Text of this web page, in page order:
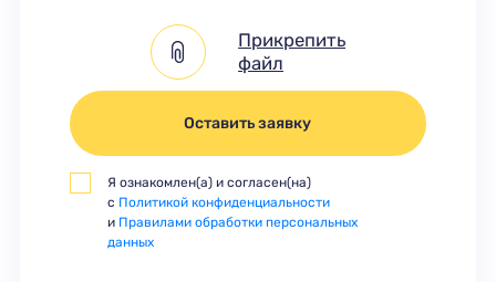
Прикрепить
файл
Оставить заявку
Я ознакомлен(а) и согласен(на)
с Политикой конфиденциальности
и Правилами обработки персональных
данных